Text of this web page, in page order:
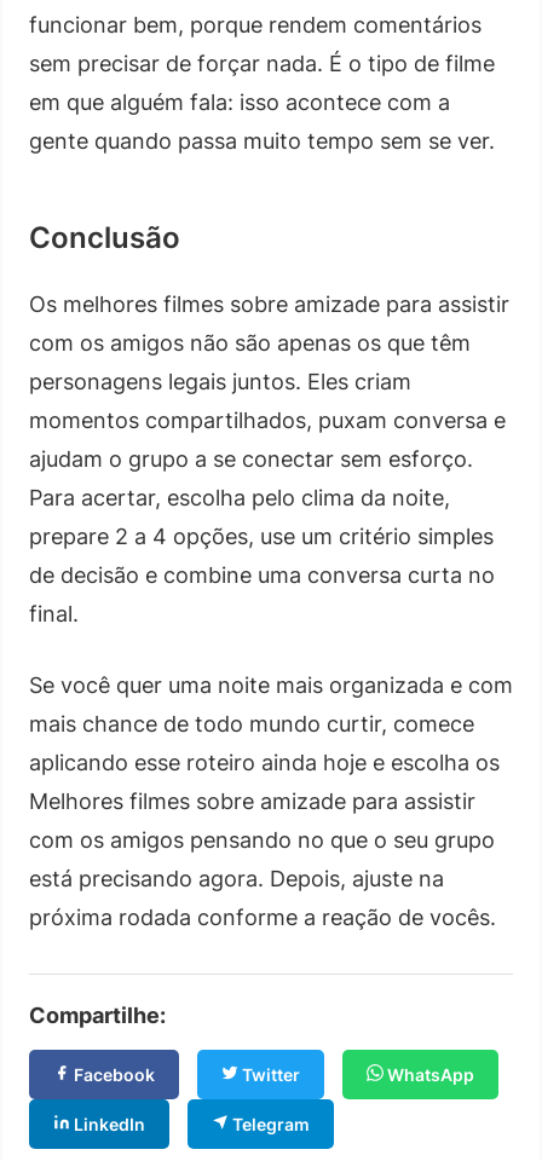
funcionar bem, porque rendem comentários
sem precisar de forçar nada. É o tipo de filme
em que alguém fala: isso acontece com a
gente quando passa muito tempo sem se ver.
Conclusão
Os melhores filmes sobre amizade para assistir
com os amigos não são apenas os que têm
personagens legais juntos. Eles criam
momentos compartilhados, puxam conversa e
ajudam o grupo a se conectar sem esforço.
Para acertar, escolha pelo clima da noite,
prepare 2 a 4 opções, use um critério simples
de decisão e combine uma conversa curta no
final.
Se você quer uma noite mais organizada e com
mais chance de todo mundo curtir, comece
aplicando esse roteiro ainda hoje e escolha os
Melhores filmes sobre amizade para assistir
com os amigos pensando no que o seu grupo
está precisando agora. Depois, ajuste na
próxima rodada conforme a reação de vocês.
Compartilhe:
Facebook Twitter WhatsApp
LinkedIn Telegram